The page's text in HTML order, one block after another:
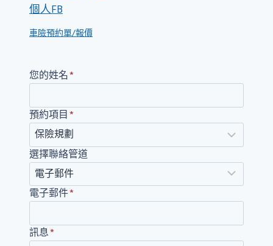
個人FB
車險預約單/報價
您的姓名*
預約項目 *
選擇聯絡管道
電子郵件*
訊息*